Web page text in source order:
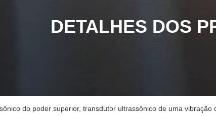
DETALHES DOS
do poder superior, transdutor ultrassônico de uma vibração